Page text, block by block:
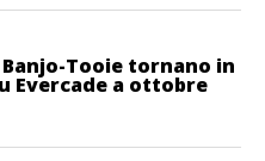
Banjo-Tooie tornano in
Evercade a ottobre